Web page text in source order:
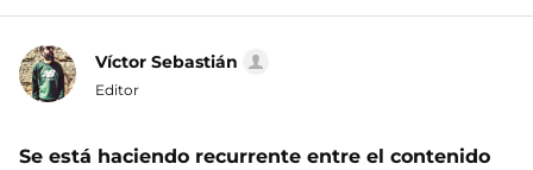
Víctor Sebastián
Editor
Se está haciendo recurrente entre el contenido